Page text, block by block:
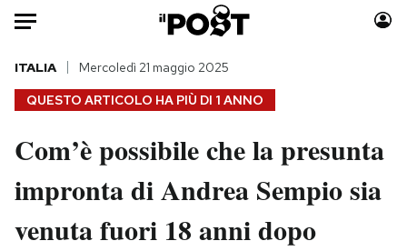
Auto
HOME
Italia
Politica
Tecnologia
Moda
Consumismi
Storie/Idee
QUESTO ARTICOLO HA PIÙ DI 1 ANNO
ITALIA Mercoledì 21 maggio 2025
Com’è possibile che la presunta
impronta di Andrea Sempio sia
venuta fuori 18 anni dopo